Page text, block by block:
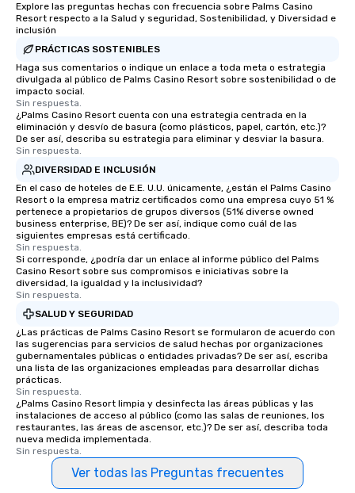
Explore las preguntas hechas con frecuencia sobre Palms Casino
Resort respecto a la Salud y seguridad, Sostenibilidad, y Diversidad e
inclusión
PRÁCTICAS SOSTENIBLES
Haga sus comentarios o indique un enlace a toda meta o estrategia
divulgada al público de Palms Casino Resort sobre sostenibilidad o de
impacto social.
Sin respuesta.
¿Palms Casino Resort cuenta con una estrategia centrada en la
eliminación y desvío de basura (como plásticos, papel, cartón, etc.)?
De ser así, describa su estrategia para eliminar y desviar la basura.
Sin respuesta.
DIVERSIDAD E INCLUSIÓN
En el caso de hoteles de E.E. U.U. únicamente, ¿están el Palms Casino
Resort o la empresa matriz certificados como una empresa cuyo 51 %
pertenece a propietarios de grupos diversos (51% diverse owned
business enterprise, BE)? De ser así, indique como cuál de las
siguientes empresas está certificado.
Sin respuesta.
Si corresponde, ¿podría dar un enlace al informe público del Palms
Casino Resort sobre sus compromisos e iniciativas sobre la
diversidad, la igualdad y la inclusividad?
Sin respuesta.
SALUD Y SEGURIDAD
¿Las prácticas de Palms Casino Resort se formularon de acuerdo con
las sugerencias para servicios de salud hechas por organizaciones
gubernamentales públicas o entidades privadas? De ser así, escriba
una lista de las organizaciones empleadas para desarrollar dichas
prácticas.
Sin respuesta.
¿Palms Casino Resort limpia y desinfecta las áreas públicas y las
instalaciones de acceso al público (como las salas de reuniones, los
restaurantes, las áreas de ascensor, etc.)? De ser así, describa toda
nueva medida implementada.
Sin respuesta.
Ver todas las Preguntas frecuentes